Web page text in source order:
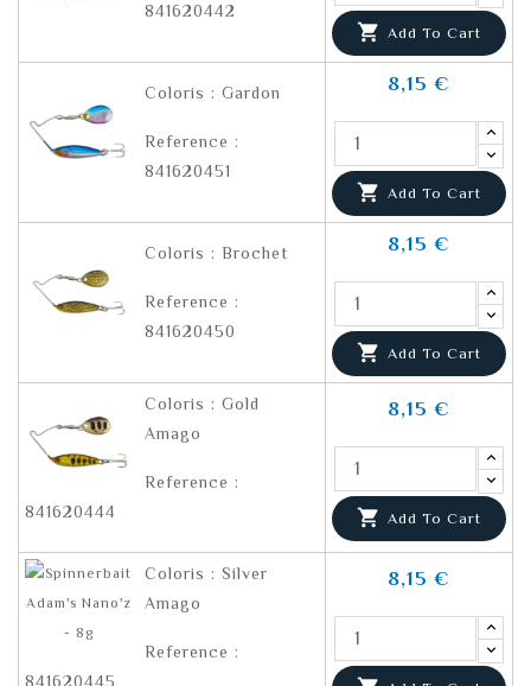
841620442
 Add To Cart
Coloris : Gardon
Reference :
841620451
8,15 €
 Add To Cart
Coloris : Brochet
Reference :
841620450
8,15 €
 Add To Cart
Coloris : Gold
Amago
Reference :
841620444
8,15 €
 Add To Cart
Coloris : Silver
Amago
Reference :
841620445
8,15 €